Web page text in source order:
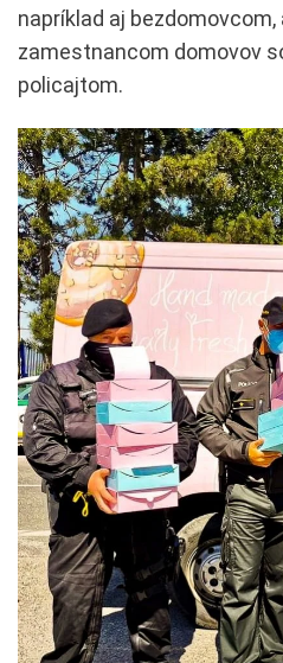
napríklad aj
zamestnancom domovov
policajtom.